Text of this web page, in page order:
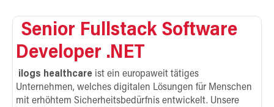
Senior Fullstack Software
Developer .NET
ilogs healthcare ist ein europaweit tätiges
Unternehmen, welches digitalen Lösungen für Menschen
mit erhöhtem Sicherheitsbedürfnis entwickelt. Unsere